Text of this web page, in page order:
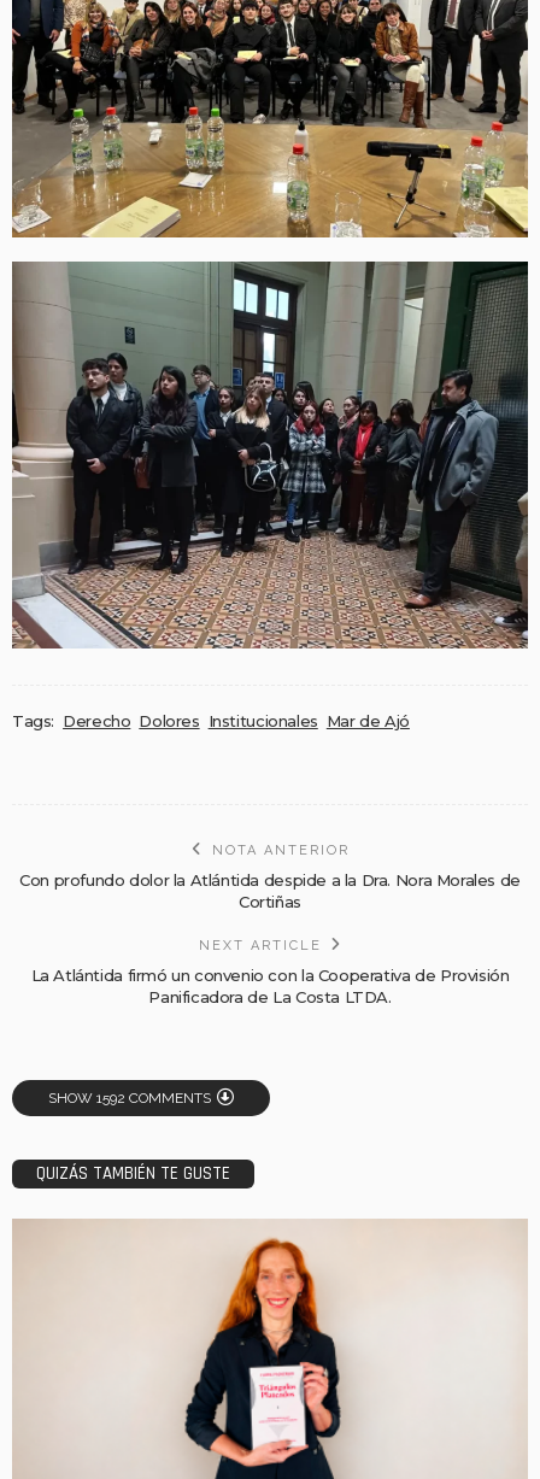
Tags: Derecho Dolores Institucionales Mar de Ajó
NOTA ANTERIOR
Con profundo dolor la Atlántida despide a la Dra. Nora Morales de
Cortiñas
NEXT ARTICLE
La Atlántida firmó un convenio con la Cooperativa de Provisión
Panificadora de La Costa LTDA.
SHOW 1592 COMMENTS
QUIZÁS TAMBIÉN TE GUSTE